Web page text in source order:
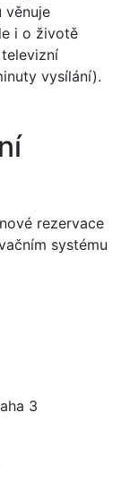
věnuje
i o životě
vysílání).
rezervace
systému
3